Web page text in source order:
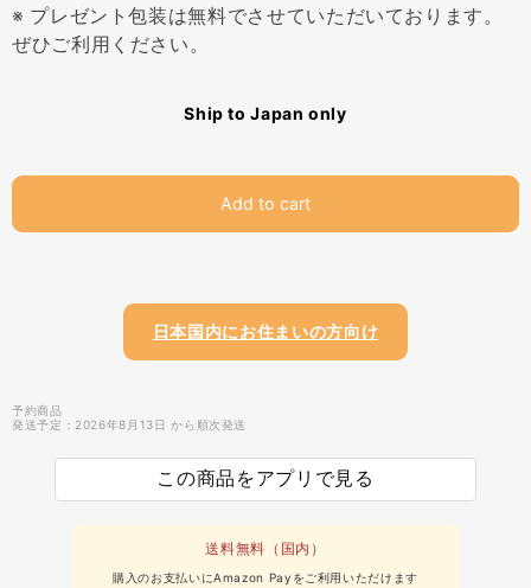
※ プレゼント包装は無料でさせていただいております。
ぜひご利用ください。
Ship to Japan only
Add to cart
日本国内にお住まいの方向け
予約商品
発送予定：2026年8月13日 から順次発送
この商品をアプリで見る
送料無料（国内）
購入のお支払いにAmazon Payをご利用いただけます